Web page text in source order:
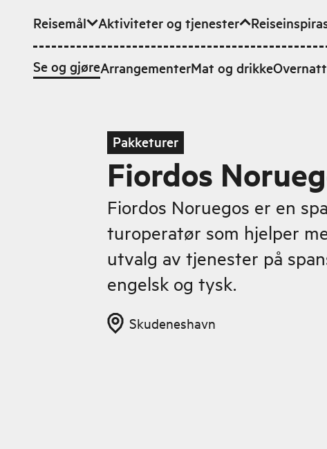
Hopp til hovedinnhold
Reisemål Aktiviteter og tjenester
Se og gjøreArrangementerMat og drikke
Pakketurer
Fiordos
Fiordos Noruegos er en
turoperatør som hjelper
utvalg av tjenester på
engelsk og tysk.
Skudeneshavn